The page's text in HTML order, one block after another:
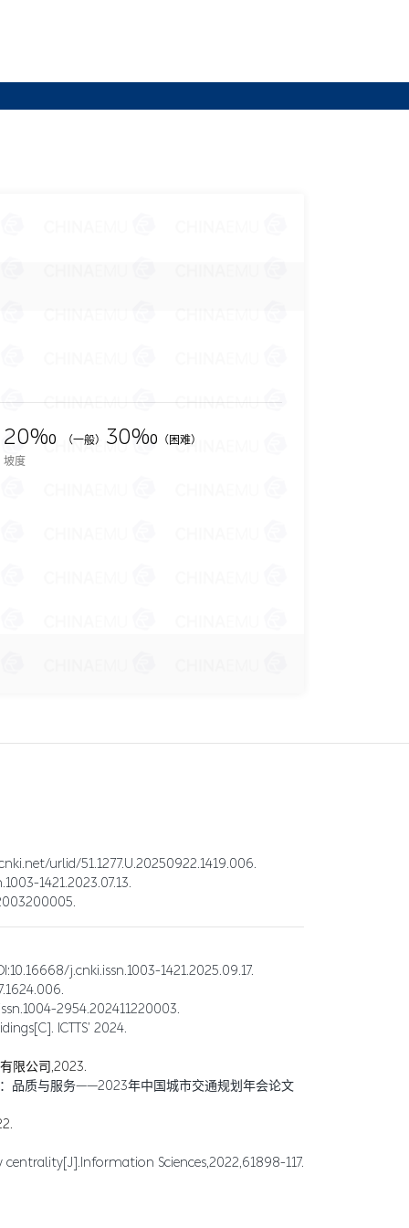
20‰ （一般） 30‰ （困难）
坡度
urlid/51.1277.U.20250922.1419.006.
1421.2023.07.13.
j.cnki.issn.1003-1421.2025.09.17.
2954.202411220003.
ICTTS’ 2024.
限公司,2023.
品质与服务——2023年中国城市交通规划年会论文
Sciences,2022,61898-117.